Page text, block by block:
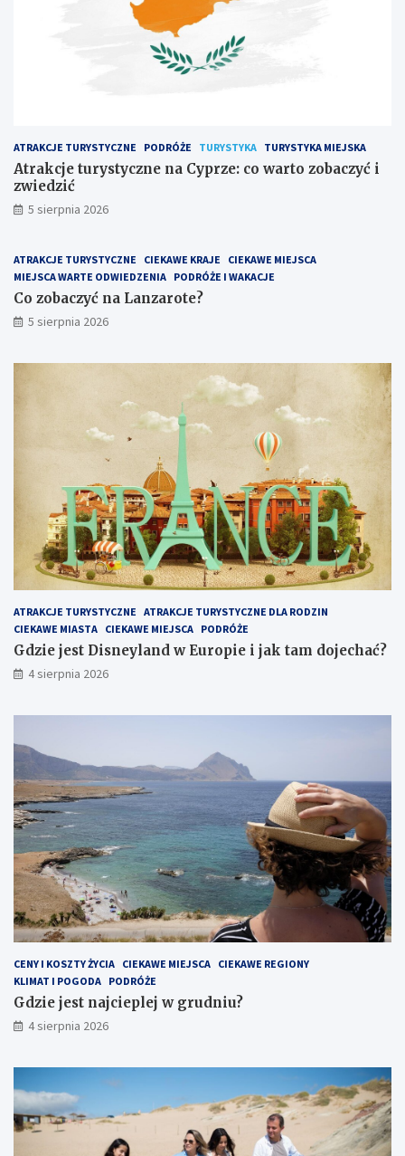
ATRAKCJE TURYSTYCZNE PODRÓŻE TURYSTYKA TURYSTYKA MIEJSKA
Atrakcje turystyczne na Cyprze: co warto zobaczyć i
zwiedzić
5 sierpnia 2026
ATRAKCJE TURYSTYCZNE CIEKAWE KRAJE
CIEKAWE MIEJSCA
MIEJSCA WARTE ODWIEDZENIA PODRÓŻE I WAKACJE
Co zobaczyć na Lanzarote?
5 sierpnia 2026
ATRAKCJE TURYSTYCZNE ATRAKCJE TURYSTYCZNE DLA RODZIN
CIEKAWE MIASTA CIEKAWE MIEJSCA PODRÓŻE
Gdzie jest Disneyland w Europie i jak tam dojechać?
4 sierpnia 2026
CENY I KOSZTY ŻYCIA CIEKAWE MIEJSCA CIEKAWE REGIONY
KLIMAT I POGODA PODRÓŻE
Gdzie jest najcieplej w grudniu?
4 sierpnia 2026